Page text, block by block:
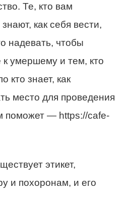
Те, кто вам
как себя вести,
надевать, чтобы
умершему и тем, кто
кто знает, как
место для проведения
поможет — https://cafe-
этикет,
и похоронам, и его